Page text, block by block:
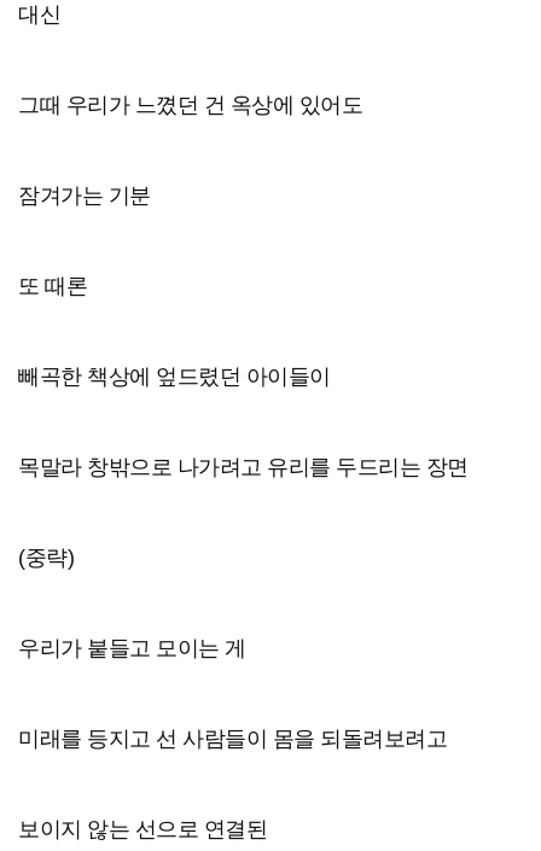
대신
그때 우리가 느꼈던 건 옥상에 있어도
잠겨가는 기분
또 때론
빼곡한 책상에 엎드렸던 아이들이
목말라 창밖으로 나가려고 유리를 두드리는 장면
(중략)
우리가 붙들고 모이는 게
미래를 등지고 선 사람들이 몸을 되돌려보려고
보이지 않는 선으로 연결된